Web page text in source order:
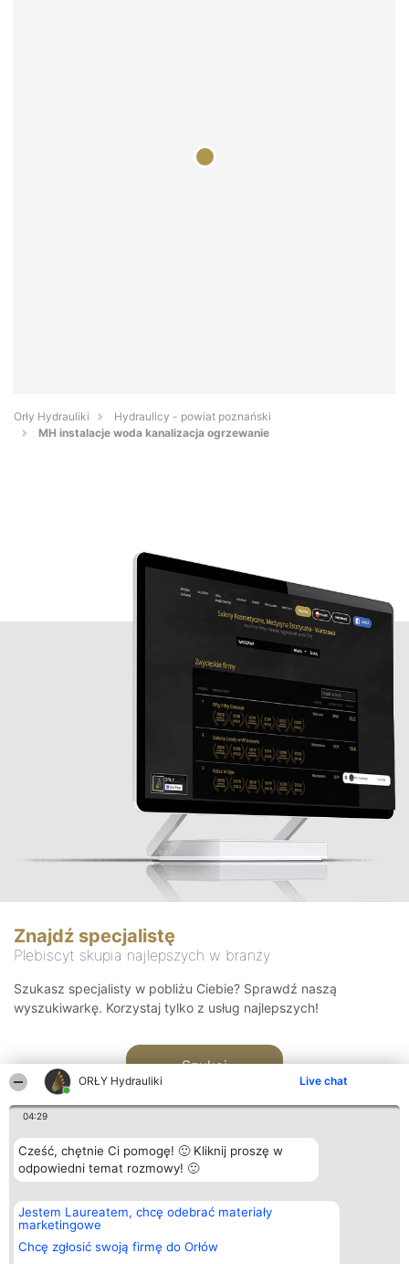
ORŁY Hydrauliki Live chat
04:29
Cześć, chętnie Ci pomogę! 🙂 Kliknij proszę w
odpowiedni temat rozmowy! 🙂
Jestem Laureatem, chcę odebrać materiały
marketingowe
Chcę zgłosić swoją firmę do Orłów
Orły Hydrauliki
Hydraulicy - powiat poznański
MH instalacje woda kanalizacja ogrzewanie
Znajdź specjalistę
Plebiscyt skupia najlepszych w branży
Szukasz specjalisty w pobliżu Ciebie? Sprawdź naszą
wyszukiwarkę. Korzystaj tylko z usług najlepszych!
Szukaj
Organizator plebiscytu
Bright Side Solutions sp. z o.
o. sp. k.
ul. Ruska 22
Wrocław 50-079
Plebiscyt
Laureaci
wszystkich
Laureatów
Kontakt
Kontakt